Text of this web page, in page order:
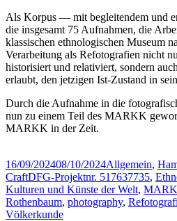
Als Korpus — mit begleitendem und
die insgesamt 75 Aufnahmen, die
klassischen ethnologischen Museum
Verarbeitung als Refotografien nicht
historisiert und relativiert, sondern
erlaubt, den jetzigen Ist-Zustand in
Durch die Aufnahme in die
nun zu einem Teil des MARKK
MARKK in der Zeit.
R
K
K
)
,
H
a
u
r
g
o
B
e
r
n
d
y
r
a
Posted
on
16/09/202408/10/2024Categories
Allgemein,
CraftTags
DFG-Projektnr. 517637735,
Kulturen und Künste der Welt,
Rothenbaum, photography,
Völkerkunde